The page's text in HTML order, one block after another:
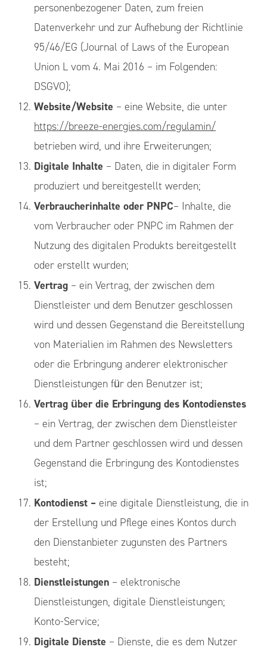
personenbezogener Daten, zum freien
Datenverkehr und zur Aufhebung der Richtlinie
95/46/EG (Journal of Laws of the European
Union L vom 4. Mai 2016 – im Folgenden:
DSGVO);
Website/Website – eine Website, die unter
https://breeze-energies.com/regulamin/
betrieben wird, und ihre Erweiterungen;
Digitale Inhalte – Daten, die in digitaler Form
produziert und bereitgestellt werden;
Verbraucherinhalte oder PNPC– Inhalte, die
vom Verbraucher oder PNPC im Rahmen der
Nutzung des digitalen Produkts bereitgestellt
oder erstellt wurden;
Vertrag – ein Vertrag, der zwischen dem
Dienstleister und dem Benutzer geschlossen
wird und dessen Gegenstand die Bereitstellung
von Materialien im Rahmen des Newsletters
oder die Erbringung anderer elektronischer
Dienstleistungen für den Benutzer ist;
Vertrag über die Erbringung des Kontodienstes
– ein Vertrag, der zwischen dem Dienstleister
und dem Partner geschlossen wird und dessen
Gegenstand die Erbringung des Kontodienstes
ist;
Kontodienst – eine digitale Dienstleistung, die in
der Erstellung und Pflege eines Kontos durch
den Dienstanbieter zugunsten des Partners
besteht;
Dienstleistungen– elektronische
Dienstleistungen, digitale Dienstleistungen;
Konto-Service;
Digitale Dienste – Dienste, die es dem Nutzer